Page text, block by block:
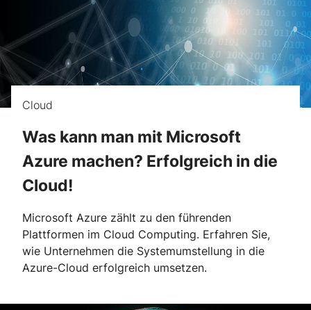
Cloud
Was kann man mit Microsoft
Azure machen? Erfolgreich in die
Cloud!
Microsoft Azure zählt zu den führenden
Plattformen im Cloud Computing. Erfahren Sie,
wie Unternehmen die Systemumstellung in die
Azure-Cloud erfolgreich umsetzen.